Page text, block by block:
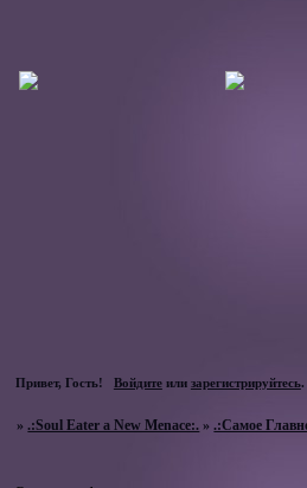
Привет, Гость! Войдитеили зарегистрируйтесь.
» .:Soul Eater a New Menace:. ».:Самое